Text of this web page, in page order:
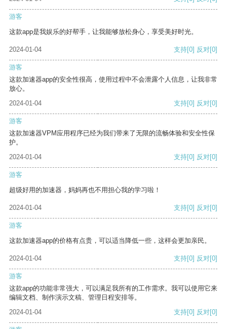
游客
这款app是我娱乐的好帮手，让我能够放松身心，享受美好时光。
2024-01-04 支持[0] 反对[0]
游客
这款加速器app的安全性很高，使用过程中不会泄露个人信息，让我非常
放心。
2024-01-04
支持[0] 反对[0]
游客
这款加速器VPM应用程序已经为我们带来了无限的流畅体验和安全性保
护。
2024-01-04
支持[0] 反对[0]
游客
超级好用的加速器，妈妈再也不用担心我的学习啦！
2024-01-04 支持[0] 反对[0]
游客
这款加速器app的价格有点贵，可以适当降低一些，这样会更加亲民。
2024-01-04 支持[0] 反对[0]
游客
这款app的功能非常强大，可以满足我所有的工作需求。我可以使用它来
编辑文档、制作演示文稿、管理日程安排等。
2024-01-04
支持[0] 反对[0]